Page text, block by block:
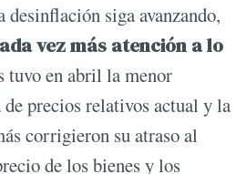
siga avanzando,
vez más atención a lo
tuvo en abril la menor
precios relativos actual y la
corrigieron su atraso al
de los bienes y los